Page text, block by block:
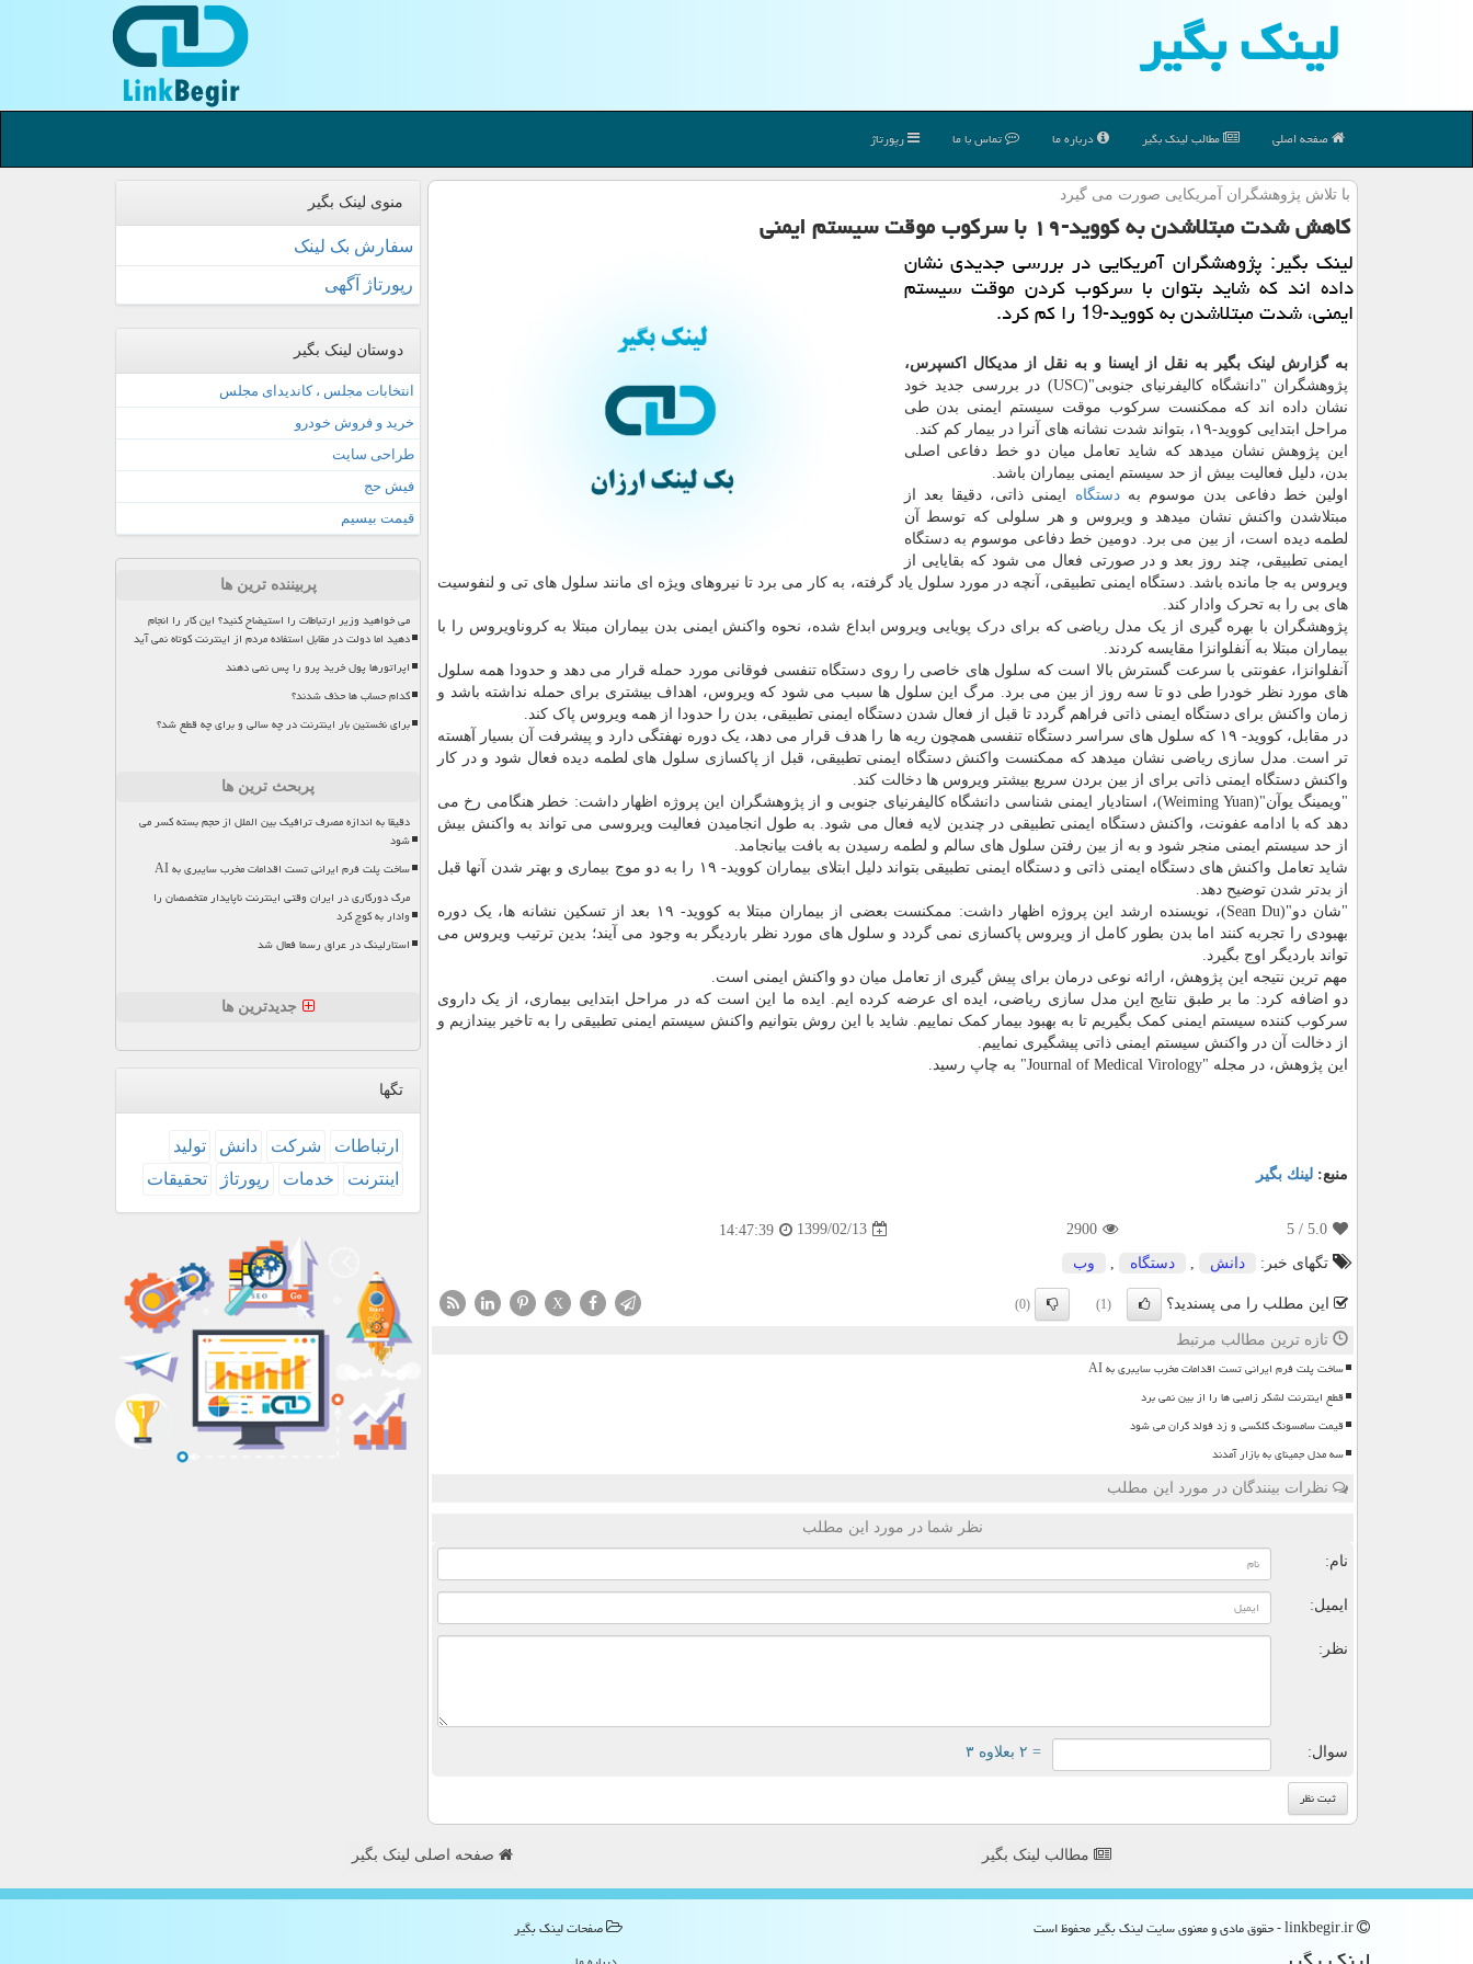
لینك بگیر
صفحه اصلی مطالب لینك بگیر درباره ما تماس با ما رپورتاژ
با تلاش پژوهشگران آمریكایی صورت می گیرد
كاهش شدت مبتلاشدن به كووید-۱۹ با سركوب موقت سیستم ایمنی
لینك بگیر: پژوهشگران آمریكایی در بررسی جدیدی نشان
داده اند كه شاید بتوان با سركوب كردن موقت سیستم
ایمنی، شدت مبتلاشدن به كووید-19 را كم كرد.
به گزارش لینک بگیر به نقل از ایسنا و به نقل از مدیکال اکسپرس،
پژوهشگران "دانشگاه کالیفرنیای جنوبی"(USC) در بررسی جدید خود
نشان داده اند که ممکنست سرکوب موقت سیستم ایمنی بدن طی
مراحل ابتدایی کووید-۱۹، بتواند شدت نشانه های آنرا در بیمار کم کند.
این پژوهش نشان میدهد که شاید تعامل میان دو خط دفاعی اصلی
بدن، دلیل فعالیت بیش از حد سیستم ایمنی بیماران باشد.
اولین خط دفاعی بدن موسوم بهدستگاه ایمنی ذاتی، دقیقا بعد از
مبتلاشدن واکنش نشان میدهد و ویروس و هر سلولی که توسط آن
لطمه دیده است، از بین می برد. دومین خط دفاعی موسوم به دستگاه
ایمنی تطبیقی، چند روز بعد و در صورتی فعال می شود که بقایایی از
ویروس به جا مانده باشد. دستگاه ایمنی تطبیقی، آنچه در مورد سلول یاد گرفته، به کار می برد تا نیروهای ویژه ای مانند سلول های تی و لنفوسیت
های بی را به تحرک وادار کند.
پژوهشگران با بهره گیری از یک مدل ریاضی که برای درک پویایی ویروس ابداع شده، نحوه واکنش ایمنی بدن بیماران مبتلا به کروناویروس را با
بیماران مبتلا به آنفلوانزا مقایسه کردند.
آنفلوانزا، عفونتی با سرعت گسترش بالا است که سلول های خاصی را روی دستگاه تنفسی فوقانی مورد حمله قرار می دهد و حدودا همه سلول
های مورد نظر خودرا طی دو تا سه روز از بین می برد. مرگ این سلول ها سبب می شود که ویروس، اهداف بیشتری برای حمله نداشته باشد و
زمان واکنش برای دستگاه ایمنی ذاتی فراهم گردد تا قبل از فعال شدن دستگاه ایمنی تطبیقی، بدن را حدودا از همه ویروس پاک کند.
در مقابل، کووید- ۱۹ که سلول های سراسر دستگاه تنفسی همچون ریه ها را هدف قرار می دهد، یک دوره نهفتگی دارد و پیشرفت آن بسیار آهسته
تر است. مدل سازی ریاضی نشان میدهد که ممکنست واکنش دستگاه ایمنی تطبیقی، قبل از پاکسازی سلول های لطمه دیده فعال شود و در کار
واکنش دستگاه ایمنی ذاتی برای از بین بردن سریع بیشتر ویروس ها دخالت کند.
"ویمینگ یوآن"(Weiming Yuan)، استادیار ایمنی شناسی دانشگاه کالیفرنیای جنوبی و از پژوهشگران این پروژه اظهار داشت: خطر هنگامی رخ می
دهد که با ادامه عفونت، واکنش دستگاه ایمنی تطبیقی در چندین لایه فعال می شود. به طول انجامیدن فعالیت ویروسی می تواند به واکنش بیش
از حد سیستم ایمنی منجر شود و به از بین رفتن سلول های سالم و لطمه رسیدن به بافت بیانجامد.
شاید تعامل واکنش های دستگاه ایمنی ذاتی و دستگاه ایمنی تطبیقی بتواند دلیل ابتلای بیماران کووید- ۱۹ را به دو موج بیماری و بهتر شدن آنها قبل
از بدتر شدن توضیح دهد.
"شان دو"(Sean Du)، نویسنده ارشد این پروژه اظهار داشت: ممکنست بعضی از بیماران مبتلا به کووید- ۱۹ بعد از تسکین نشانه ها، یک دوره
بهبودی را تجربه کنند اما بدن بطور کامل از ویروس پاکسازی نمی گردد و سلول های مورد نظر باردیگر به وجود می آیند؛ بدین ترتیب ویروس می
تواند باردیگر اوج بگیرد.
مهم ترین نتیجه این پژوهش، ارائه نوعی درمان برای پیش گیری از تعامل میان دو واکنش ایمنی است.
دو اضافه کرد: ما بر طبق نتایج این مدل سازی ریاضی، ایده ای عرضه کرده ایم. ایده ما این است که در مراحل ابتدایی بیماری، از یک داروی
سرکوب کننده سیستم ایمنی کمک بگیریم تا به بهبود بیمار کمک نماییم. شاید با این روش بتوانیم واکنش سیستم ایمنی تطبیقی را به تاخیر بیندازیم و
از دخالت آن در واکنش سیستم ایمنی ذاتی پیشگیری نماییم.
این پژوهش، در مجله "Journal of Medical Virology" به چاپ رسید.
منبع: لینك بگیر
5.0
/ 5
2900
1399/02/13
14:47:39
تگهای خبر:
دانش دستگاه وب
این مطلب را می پسندید؟ (1)
(0)
X
تازه ترین مطالب مرتبط
ساخت پلت فرم ایرانی تست اقدامات مخرب سایبری به AI
قطع اینترنت لشکر زامبی ها را از بین نمی برد
قیمت سامسونگ گلکسی و زد فولد گران می شود
سه مدل جمینای به بازار آمدند
نظرات بینندگان در مورد این مطلب
نظر شما در مورد این مطلب
نام:
ایمیل:
نظر:
سوال: = ۲ بعلاوه ۳
منوی لینک بگیر
سفارش بک لینک
رپورتاژ آگهی
دوستان لینک بگیر
انتخابات مجلس ، کاندیدای مجلس
خرید و فروش خودرو
طراحی سایت
فیش حج
قیمت بیسیم
پربیننده ترین ها
می خواهید وزیر ارتباطات را استیضاح کنید؟ این کار را انجام
دهید اما دولت در مقابل استفاده مردم از اینترنت کوتاه نمی آید
اپراتورها پول خرید پرو را پس نمی دهند
کدام حساب ها حذف شدند؟
برای نخستین بار اینترنت در چه سالی و برای چه قطع شد؟
پربحث ترین ها
دقیقا به اندازه مصرف ترافیک بین الملل از حجم بسته کسر می
شود
ساخت پلت فرم ایرانی تست اقدامات مخرب سایبری به AI
مرگ دورکاری در ایران وقتی اینترنت ناپایدار متخصصان را
وادار به کوچ کرد
استارلینک در عراق رسما فعال شد
جدیدترین ها
تگها
ارتباطات شركت دانش
تولید
اینترنت
خدمات رپورتاژ تحقیقات
مطالب لینک بگیر صفحه اصلی لینک بگیر
صفحات لینك بگیر